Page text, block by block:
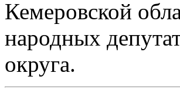
Кемеровской
народных
округа.